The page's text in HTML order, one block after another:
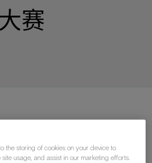
赛
the storing of cookies on your device to
usage, and assist in our marketing efforts.